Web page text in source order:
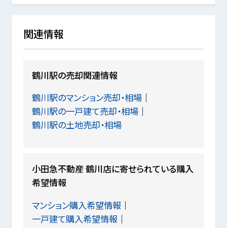
関連情報
鶴川駅の売却関連情報
鶴川駅のマンション売却・相場
鶴川駅の一戸建て売却・相場
鶴川駅の土地売却・相場
小田急不動産 鶴川店に寄せられている購入
希望情報
マンション購入希望情報
一戸建て購入希望情報